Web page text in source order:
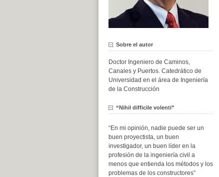
Sobre el autor
Doctor Ingeniero de Caminos,
Canales y Puertos. Catedrático de
Universidad en el área de Ingeniería
de la Construcción
“Nihil difficile volenti”
“En mi opinión, nadie puede ser un
buen proyectista, un buen
investigador, un buen líder en la
profesión de la ingeniería civil a
menos que entienda los métodos y los
problemas de los constructores”